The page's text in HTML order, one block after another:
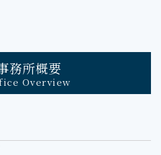
務所概要
Overview